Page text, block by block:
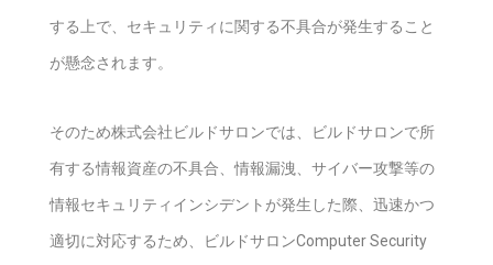
する上で、セキュリティに関する不具合が発生すること
が懸念されます。
そのため株式会社ビルドサロンでは、ビルドサロンで所
有する情報資産の不具合、情報漏洩、サイバー攻撃等の
情報セキュリティインシデントが発生した際、迅速かつ
適切に対応するため、ビルドサロンComputer Security